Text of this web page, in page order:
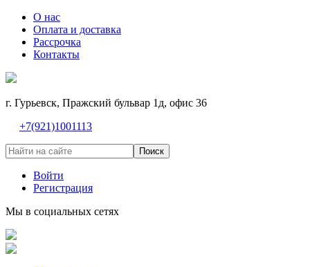
О нас
Оплата и доставка
Рассрочка
Контакты
г. Гурьевск, Пражский бульвар 1д, офис 36
+7(921)1001113
Поиск
Войти
Регистрация
Мы в социальных сетях